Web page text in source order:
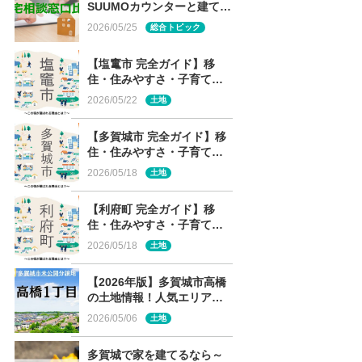
SUUMOカウンターと建てる
窓口の 土地情報・メーカー
経営審査・専門性の違い
2026/05/25 総合トピック
【塩竃市 完全ガイド】移
住・住みやすさ・子育て～
この街が選ばれる理由と
2026/05/22 土地
【多賀城市 完全ガイド】移
住・住みやすさ・子育て～
この街が選ばれる理由と
2026/05/18 土地
【利府町 完全ガイド】移
住・住みやすさ・子育て～
この街が選ばれる理由と
2026/05/18 土地
【2026年版】多賀城市高橋
の土地情報！人気エリア・
高橋1丁目の未公開分譲地を
2026/05/06 土地
多賀城で家を建てるなら～